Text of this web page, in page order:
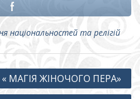
національностей та релігій
МАГІЯ ЖІНОЧОГО ПЕРА»